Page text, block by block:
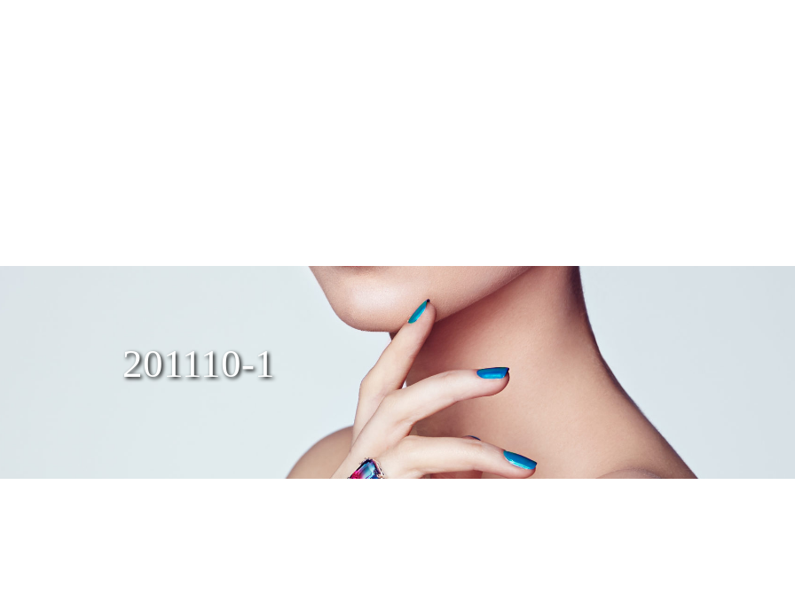
201110-1